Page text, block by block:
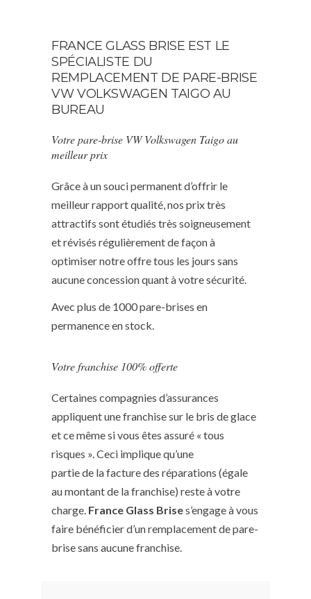
FRANCE GLASS BRISE EST LE
SPÉCIALISTE DU
REMPLACEMENT DE PARE-BRISE
VW VOLKSWAGEN TAIGO AU
BUREAU
Votre pare-brise VW Volkswagen Taigo au
meilleur prix
Grâce à un souci permanent d’offrir le
meilleur rapport qualité, nos prix très
attractifs sont étudiés très soigneusement
et révisés régulièrement de façon à
optimiser notre offre tous les jours sans
aucune concession quant à votre sécurité.
Avec plus de 1000 pare-brises en
permanence en stock.
Votre franchise 100% offerte
Certaines compagnies d’assurances
appliquent une franchise sur le bris de glace
et ce même si vous êtes assuré « tous
risques ». Ceci implique qu’une
partie de la facture des réparations (égale
au montant de la franchise) reste à votre
charge. France Glass Brises’engage à vous
faire bénéficier d’un remplacement de pare-
brise sans aucune franchise.